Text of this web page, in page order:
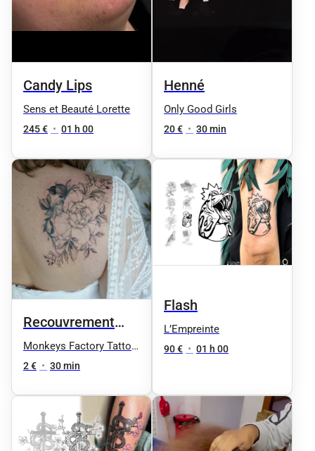
Candy Lips
Sens et Beauté Lorette
245 € • 01 h 00
Henné
Only Good Girls
20 € • 30 min
Recouvrement
tatouage
Monkeys Factory Tattoo
& Art
2 € • 30 min
Flash
L’Empreinte
90 € • 01 h 00